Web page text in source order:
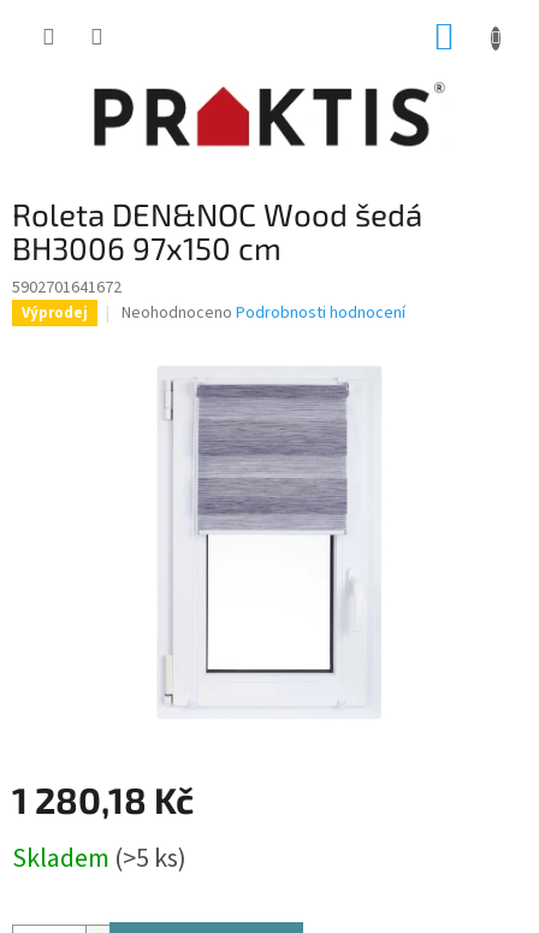
Roleta DEN&NOC Wood šedá
BH3006 97x150 cm
5902701641672
Výprodej
Průměrné
Neohodnoceno Podrobnosti hodnocení
1 280,18 Kč
cena:
Skladem (>5 ks)